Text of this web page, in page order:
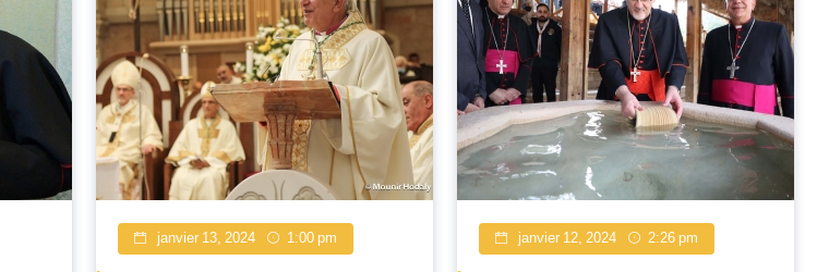
janvier 13, 2024 1:00 pm janvier 12, 2024 2:26 pm